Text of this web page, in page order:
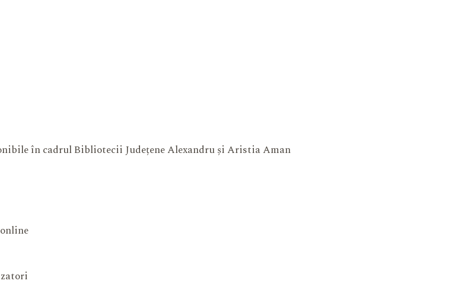
în cadrul Bibliotecii Județene Alexandru și Aristia Aman